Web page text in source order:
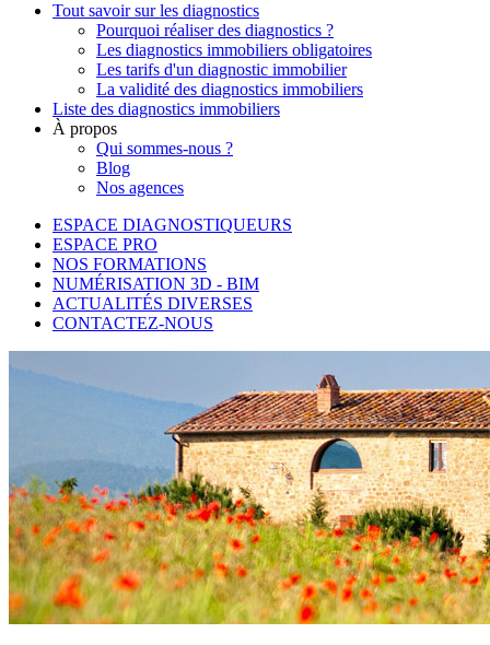
Tout savoir sur les diagnostics
Pourquoi réaliser des diagnostics ?
Les diagnostics immobiliers obligatoires
Les tarifs d'un diagnostic immobilier
La validité des diagnostics immobiliers
Liste des diagnostics immobiliers
À propos
Qui sommes-nous ?
Blog
Nos agences
ESPACE DIAGNOSTIQUEURS
ESPACE PRO
NOS FORMATIONS
NUMÉRISATION 3D - BIM
ACTUALITÉS DIVERSES
CONTACTEZ-NOUS